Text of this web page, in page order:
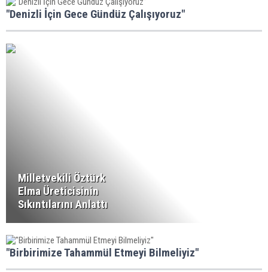
"Denizli İçin Gece Gündüz Çalışıyoruz"
Milletvekili Öztürk
Elma Üreticisinin
Sıkıntılarını Anlattı
"Birbirimize Tahammül Etmeyi Bilmeliyiz"